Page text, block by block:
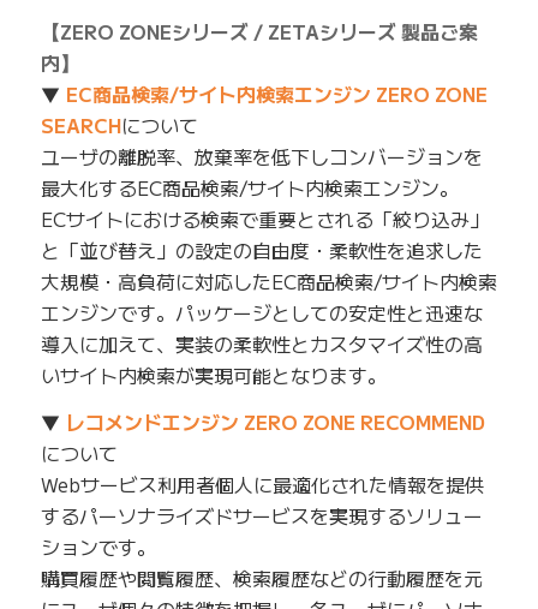
【ZERO ZONEシリーズ / ZETAシリーズ 製品ご案
内】
▼ EC商品検索/サイト内検索エンジン ZERO ZONE
SEARCHについて
ユーザの離脱率、放棄率を低下しコンバージョンを
最大化するEC商品検索/サイト内検索エンジン。
ECサイトにおける検索で重要とされる「絞り込み」
と「並び替え」の設定の自由度・柔軟性を追求した
大規模・高負荷に対応したEC商品検索/サイト内検索
エンジンです。パッケージとしての安定性と迅速な
導入に加えて、実装の柔軟性とカスタマイズ性の高
いサイト内検索が実現可能となります。
▼ レコメンドエンジン ZERO ZONE RECOMMEND
について
Webサービス利用者個人に最適化された情報を提供
するパーソナライズドサービスを実現するソリュー
ションです。
購買履歴や閲覧履歴、検索履歴などの行動履歴を元